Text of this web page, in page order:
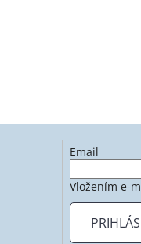
Email
Vložením e-